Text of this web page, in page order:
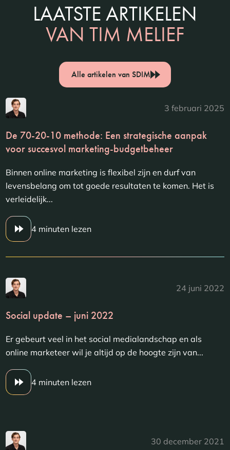
LAATSTE ARTIKELEN
VAN TIM MELIEF
Alle artikelen van SDIM
3 februari 2025
De 70-20-10 methode: Een strategische aanpak
voor succesvol marketing-budgetbeheer
Binnen online marketing is flexibel zijn en durf van
levensbelang om tot goede resultaten te komen. Het is
verleidelijk...
4 minuten lezen
24 juni 2022
Social update – juni 2022
Er gebeurt veel in het social medialandschap en als
online marketeer wil je altijd op de hoogte zijn van...
4 minuten lezen
30 december 2021